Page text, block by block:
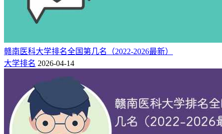
赣南医科大学排名全国第几名（2022-2026最新）
大学排名 2026-04-14